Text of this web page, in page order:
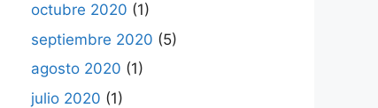
octubre 2020 (1)
septiembre 2020 (5)
agosto 2020 (1)
julio 2020 (1)